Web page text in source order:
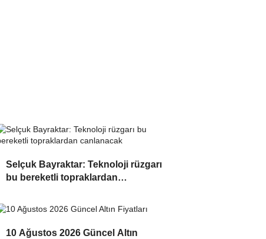
Selçuk Bayraktar: Teknoloji rüzgarı
bu bereketli topraklardan
10 Ağustos 2026 Güncel Altın